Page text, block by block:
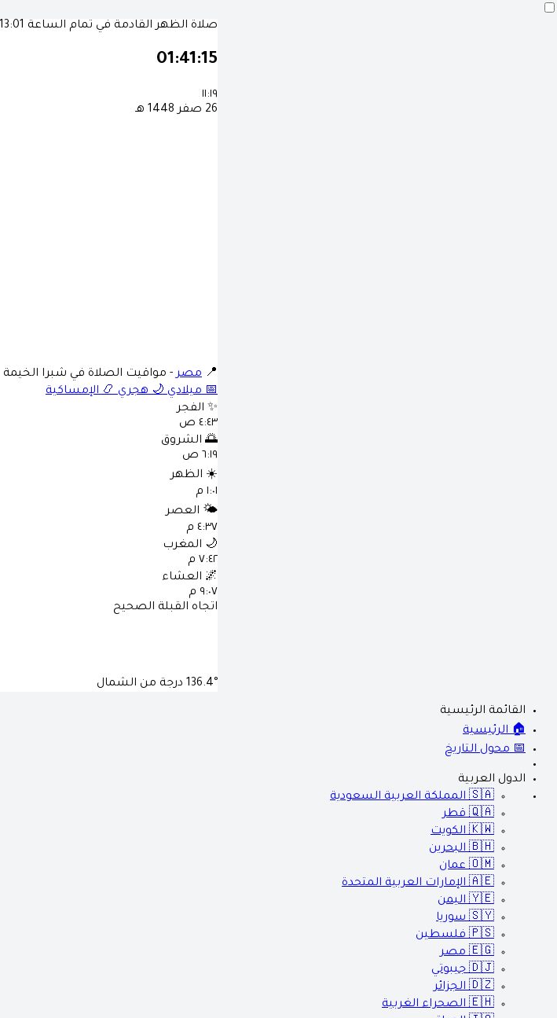
صلاة الظهر القادمة في تمام الساعة 13:01
01:41:14
١١:١٩
26 صفر 1448 هـ
📍 مصر- مواقيت الصلاة في شبرا الخيمة
📅 ميلادي 🌙 هجري 📿 الإمساكية
✨ الفجر
٤:٤٣ ص
🌅 الشروق
٦:١٩ ص
☀️ الظهر
١:٠١ م
🌤️ العصر
٤:٣٧ م
🌙 المغرب
٧:٤٢ م
🌌 العشاء
٩:٠٧ م
اتجاه القبلة الصحيح
136.4° درجة من الشمال
القائمة الرئيسية
🏠 الرئيسية
📅 محول التاريخ
الدول العربية
🇸🇦 المملكة العربية السعودية
🇶🇦 قطر
🇰🇼 الكويت
🇧🇭 البحرين
🇴🇲 عمان
🇦🇪 الإمارات العربية المتحدة
🇾🇪 اليمن
🇸🇾 سوريا
🇵🇸 فلسطين
🇪🇬 مصر
🇩🇯 جيبوتي
🇩🇿 الجزائر
🇪🇭 الصحراء الغربية